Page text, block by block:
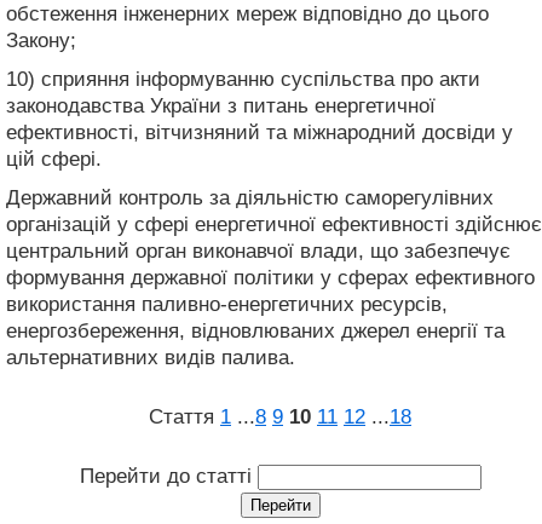
обстеження інженерних мереж відповідно до цього
Закону;
10) сприяння інформуванню суспільства про акти
законодавства України з питань енергетичної
ефективності, вітчизняний та міжнародний досвіди у
цій сфері.
Державний контроль за діяльністю саморегулівних
організацій у сфері енергетичної ефективності здійснює
центральний орган виконавчої влади, що забезпечує
формування державної політики у сферах ефективного
використання паливно-енергетичних ресурсів,
енергозбереження, відновлюваних джерел енергії та
альтернативних видів палива.
Стаття 1 ...8 9 10 11 12 ...18
Перейти до статті